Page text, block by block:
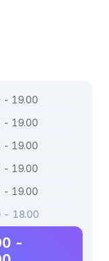
- 19.00
- 19.00
- 19.00
- 19.00
- 19.00
- 18.00
-